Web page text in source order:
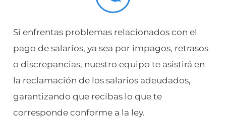
Si enfrentas problemas relacionados con el
pago de salarios, ya sea por impagos, retrasos
o discrepancias, nuestro equipo te asistirá en
la reclamación de los salarios adeudados,
garantizando que recibas lo que te
corresponde conforme a la ley.